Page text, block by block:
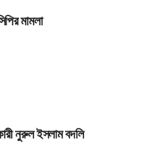
মামলা
নুরুল ইসলাম বদলি